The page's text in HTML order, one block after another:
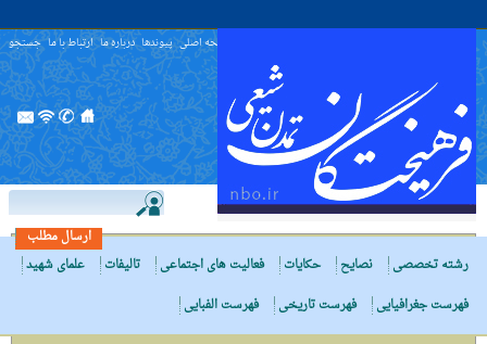
صفحه اصلی پیوندها درباره ما ارتباط با ما جستجو
ارسال مطلب
رشته تخصصی
نصایح حکایات فعالیت های اجتماعی تالیفات
علمای شهید
فهرست جغرافیایی
فهرست تاریخی فهرست الفبایی